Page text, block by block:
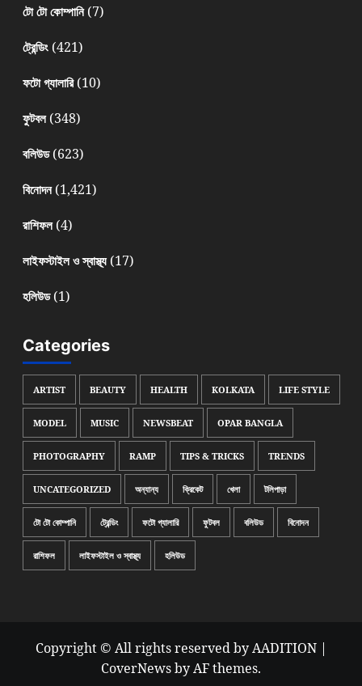
টো টো কোম্পানি(7)
ট্রেন্ডিং(421)
ফটো গ্যালারি(10)
ফুটবল(348)
বলিউড(623)
বিনোদন(1,421)
রাশিফল(4)
লাইফস্টাইল ও স্বাস্থ্য(17)
হলিউড(1)
Categories
ARTIST BEAUTY HEALTH KOLKATA LIFE STYLE
MODEL MUSIC NEWSBEAT OPAR BANGLA
PHOTOGRAPHY RAMP TIPS & TRICKS TRENDS
UNCATEGORIZED অন্যান্য ক্রিকেট খেলা টলিপাড়া
টো টো কোম্পানি ট্রেন্ডিং ফটো গ্যালারি ফুটবল বলিউড বিনোদন
রাশিফল লাইফস্টাইল ও স্বাস্থ্য হলিউড
Copyright © All rights reserved by AADITION |
CoverNewsby AF themes.